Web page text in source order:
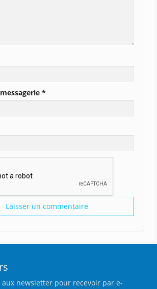
*
aux newsletter pour recevoir par e-